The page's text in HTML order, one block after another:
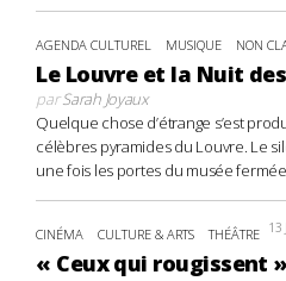
AGENDA CULTUREL MUSIQUE NON
Le Louvre et la Nuit
parSarah Joyaux
Quelque chose d’étrange s’est
célèbres pyramides du Louvre. Le
une fois les portes du musée
CINÉMA CULTURE & ARTS THÉÂTRE 13
« Ceux qui rougissent